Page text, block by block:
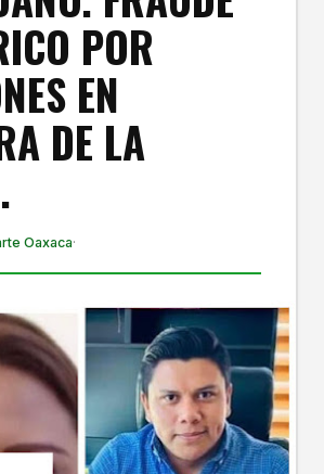
POR
EN
DE LA
Oaxaca·